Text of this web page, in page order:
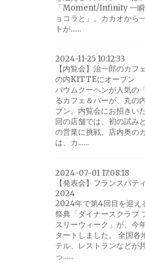
「Moment/Infinity 一瞬
ョコラと」。カカオから
トが......
2024-11-25 10:12:33
【内覧会】治一郎のカフ
の内KITTEにオープン
バウムクーヘンが人気の
るカフェ＆バーが、丸の
プン。内覧会にお招きい
回の店舗では、初の試み
の営業に挑戦。店内奥の
は、カ......
2024-07-01 17:08:18
【発表会】フランスパテ
2024
2024年で第4回目を迎え
祭典「ダイナースクラブ
スリーウィーク」が、今
タートしました。 全国各
テル、レストランなどが
っ......